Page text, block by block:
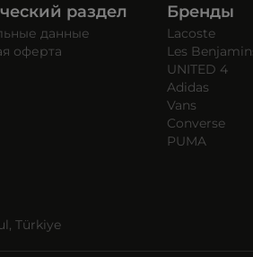
раздел
данные
оферта
Бренды
Lacoste
Les
UNITED 4
Adidas
Vans
Converse
PUMA
Türkiye